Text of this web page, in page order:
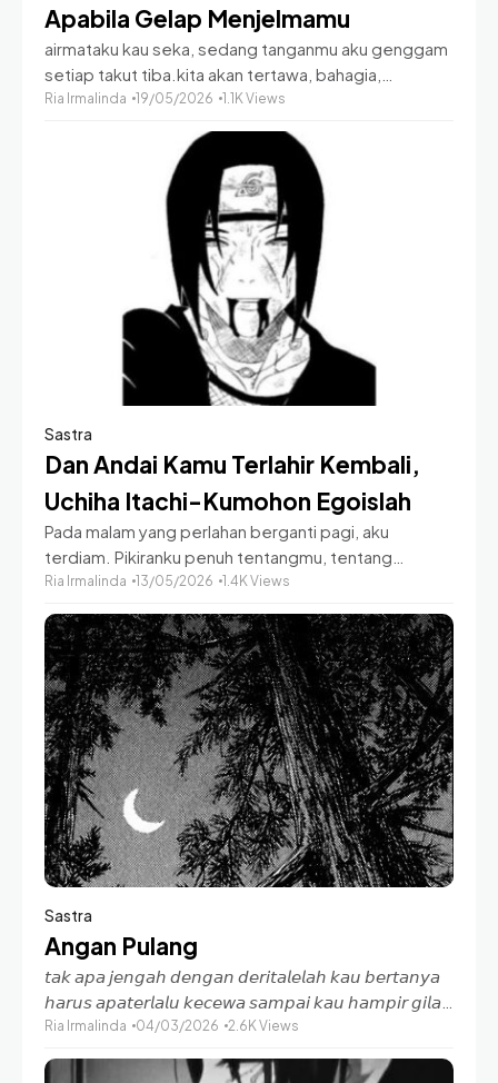
Apabila Gelap Menjelmamu
airmataku kau seka, sedang tanganmu aku genggam
setiap takut tiba.kita akan tertawa, bahagia,
mencinta-seterusnya sampai dunia pada ujungnya.
menyambut aku, kamu; yang menjadi kita akan selalu
Ria Irmalinda 19/05/2026 1.1K Views
Sastra
Dan Andai Kamu Terlahir Kembali,
Uchiha Itachi-Kumohon Egoislah
Pada malam yang perlahan berganti pagi, aku
terdiam. Pikiranku penuh tentangmu, tentang
bagaimana dunia mengantarmu pada titik terakhir.
harus kamu?Lantas mengapa jika desa atau
Ria Irmalinda 13/05/2026 1.4K Views
Sastra
Angan Pulang
𝘵𝘢𝘬 𝘢𝘱𝘢 𝘫𝘦𝘯𝘨𝘢𝘩 𝘥𝘦𝘯𝘨𝘢𝘯 𝘥𝘦𝘳𝘪𝘵𝘢𝘭𝘦𝘭𝘢𝘩 𝘬𝘢𝘶 𝘣𝘦𝘳𝘵𝘢𝘯𝘺𝘢
𝘩𝘢𝘳𝘶𝘴 𝘢𝘱𝘢𝘵𝘦𝘳𝘭𝘢𝘭𝘶 𝘬𝘦𝘤𝘦𝘸𝘢 𝘴𝘢𝘮𝘱𝘢𝘪 𝘬𝘢𝘶 𝘩𝘢𝘮𝘱𝘪𝘳 𝘨𝘪𝘭𝘢
Satu sesapan. Hingga menjalar pada sesap lainnya
indra penciuman
Ria Irmalinda 04/03/2026 2.6K Views